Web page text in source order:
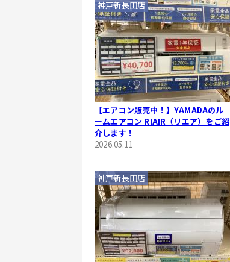
【エアコン販売中！】YAMADAのル
ームエアコン RIAIR（リエア）をご紹
介します！
2026.05.11
神戸新長田店
神戸新長田店